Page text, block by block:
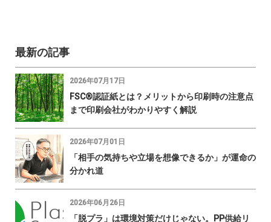
最新の記事
2026年07月17日
FSC®認証紙とは？メリットから印刷時の注意点
まで印刷会社がわかりやすく解説
2026年07月01日
「相手の気持ちや立場を想像できるか」が運命の
分かれ道
2026年06月26日
「脱プラ」は環境対策だけじゃない。PP供給リ